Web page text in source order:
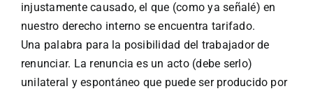
injustamente causado, el que (como ya señalé) en
nuestro derecho interno se encuentra tarifado.
Una palabra para la posibilidad del trabajador de
renunciar. La renuncia es un acto (debe serlo)
unilateral y espontáneo que puede ser producido por